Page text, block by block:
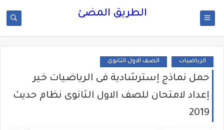
الطريق المضئ
الرياضيات الصف الاول الثانوى
حمل نماذج إسترشادية فى الرياضيات خير
إعداد لامتحان للصف الاول الثانوى نظام حديث
2019